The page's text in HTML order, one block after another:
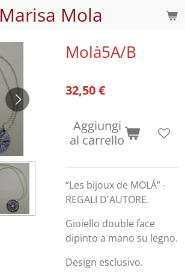
Marisa Mola
Molà5A/B
32,50 €
Aggiungi
al carrello
“Les bijoux de MOLÁ” -
REGALI D'AUTORE.
Gioiello double face
dipinto a mano su legno.
Design esclusivo.